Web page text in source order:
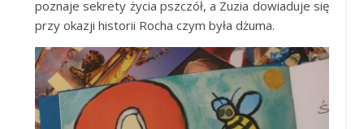
poznaje sekrety życia pszczół, a Zuzia dowiaduje się
przy okazji historii Rocha czym była dżuma.